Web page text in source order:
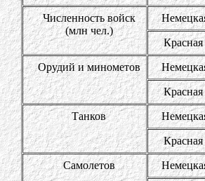
Численность войск
(млн чел.)
Орудий и минометов
Танков
Самолетов